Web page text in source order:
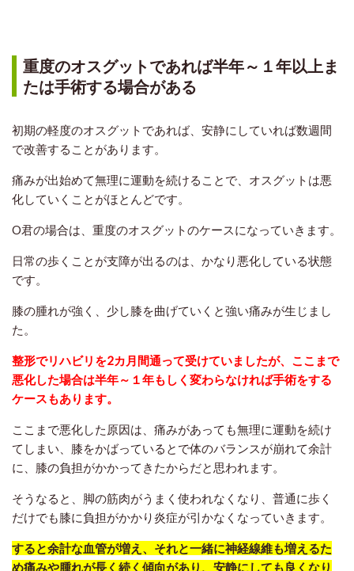
重度のオスグットであれば半年～１年以上ま
たは手術する場合がある
初期の軽度のオスグットであれば、安静にしていれば数週間
で改善することがあります。
痛みが出始めて無理に運動を続けることで、オスグットは悪
化していくことがほとんどです。
O君の場合は、重度のオスグットのケースになっていきます。
日常の歩くことが支障が出るのは、かなり悪化している状態
です。
膝の腫れが強く、少し膝を曲げていくと強い痛みが生じまし
た。
整形でリハビリを2カ月間通って受けていましたが、ここまで
悪化した場合は半年～１年もしく変わらなければ手術をする
ケースもあります。
ここまで悪化した原因は、痛みがあっても無理に運動を続け
てしまい、膝をかばっているとで体のバランスが崩れて余計
に、膝の負担がかかってきたからだと思われます。
そうなると、脚の筋肉がうまく使われなくなり、普通に歩く
だけでも膝に負担がかかり炎症が引かなくなっていきます。
すると余計な血管が増え、それと一緒に神経線維も増えるた
め痛みや腫れが長く続く傾向があり、安静にしても良くなり